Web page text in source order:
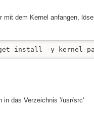
mit dem Kernel anfangen,
install -y kernel-
in das Verzeichnis '/usr/src'